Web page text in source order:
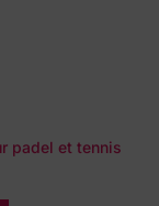
padel et tennis